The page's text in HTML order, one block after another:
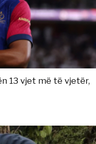
13 vjet më të vjetër,